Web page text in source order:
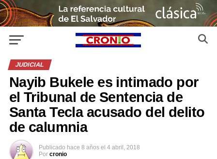
JUDICIAL
Nayib Bukele es intimado por
el Tribunal de Sentencia de
Santa Tecla acusado del delito
de calumnia
Publicado hace 8 años el 4 abril, 2018
Por cronio